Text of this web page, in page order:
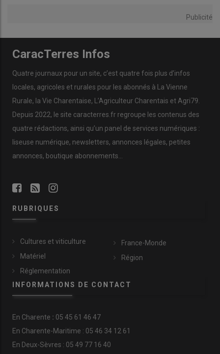
Publicité
CaracTerres Infos
Quatre journaux pour un site, c’est quatre fois plus d’infos
locales, agricoles et rurales pour les abonnés à La Vienne
Rurale, la Vie Charentaise, L’Agriculteur Charentais et Agri79.
Depuis 2022, le site caracterres.fr regroupe les contenus des
quatre rédactions, ainsi qu’un panel de services numériques :
liseuse numérique, newsletters, annonces légales, petites
annonces, boutique abonnements…
RUBRIQUES
Cultures et viticulture
Matériel
Réglementation
France-Monde
Région
INFORMATIONS DE CONTACT
En Charente : 05 45 61 46 47
En Charente-Maritime : 05 46 34 12 61
En Deux-Sèvres : 05 49 77 16 40